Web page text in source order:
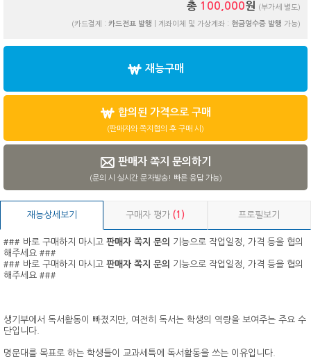
총 100,000원 (부가세 별도)
(카드결제 : 카드전표 발행 | 계좌이체 및 가상계좌 : 현금영수증 발행 가능)
재능구매
합의된 가격으로 구매
(판매자와 쪽지협의 후 구매 시)
판매자 쪽지 문의하기
(문의 시 실시간 문자발송! 빠른 응답 가능)
재능상세보기 구매자 평가(1) 프로필보기
### 바로 구매하지 마시고 판매자 쪽지 문의
기능으로 작업일정, 가격 등을 협의
해주세요 ###
### 바로 구매하지 마시고 판매자 쪽지 문의
기능으로 작업일정, 가격 등을 협의
해주세요 ###
생기부에서 독서활동이 빠졌지만, 여전히 독서는 학생의 역량을 보여주는 주요 수
단입니다.
명문대를 목표로 하는 학생들이 교과세특에 독서활동을 쓰는 이유입니다.